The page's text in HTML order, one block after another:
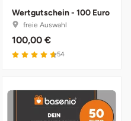
Wertgutschein - 100 Euro
freie Auswahl
100,00 €
4.7 von 5
54